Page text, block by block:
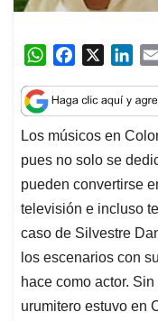
W
a
t
s
A
p
p
c
e
b
o
o
k
n
k
e
d
I
n
Los músicos en
pues no solo se
pueden convertirse
televisión e incluso
caso de Silvestre
los escenarios con
hace como actor.
urumitero estuvo en